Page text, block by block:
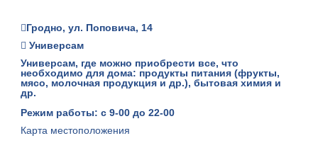
Гродно, ул. Поповича, 14
Универсам
Универсам, где можно приобрести все, что
необходимо для дома: продукты питания (фрукты,
мясо, молочная продукция и др.), бытовая химия и
др.
Режим работы: с 9-00 до 22-00
Карта местоположения